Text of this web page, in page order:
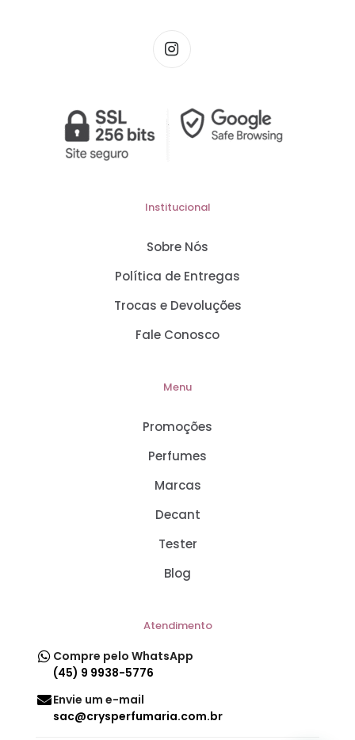
Institucional
Sobre Nós
Política de Entregas
Trocas e Devoluções
Fale Conosco
Menu
Promoções
Perfumes
Marcas
Decant
Tester
Blog
Atendimento
Compre pelo WhatsApp
(45) 9 9938-5776
Envie um e-mail
sac@crysperfumaria.com.br